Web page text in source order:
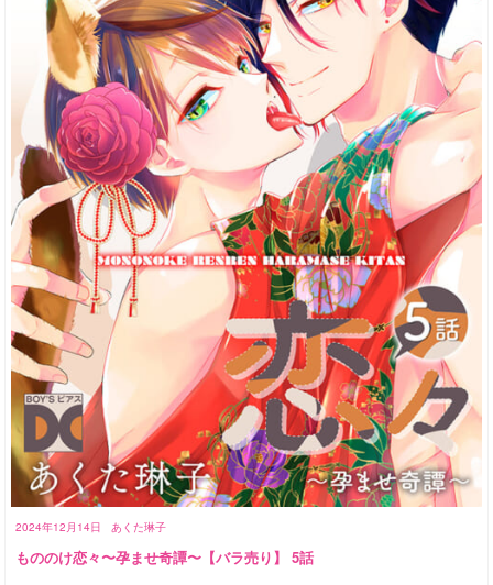
2024年12月14日 あくた琳子
もののけ恋々〜孕ませ奇譚〜【バラ売り】 5話